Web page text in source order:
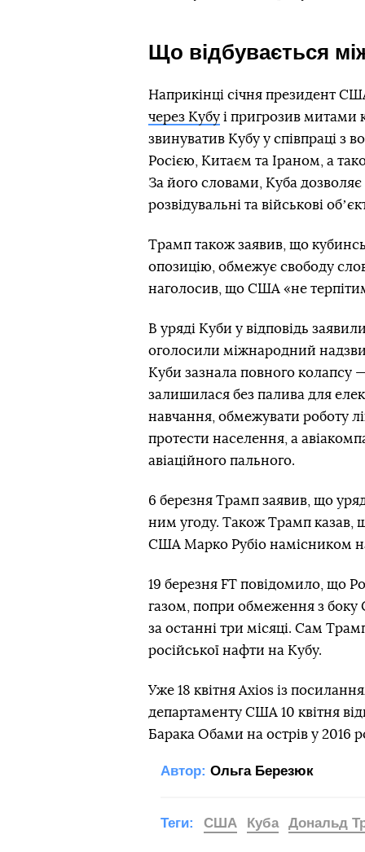
Що відбувається
Наприкінці січня президент
через Кубу і пригрозив митами
звинуватив Кубу у співпраці
Росією, Китаєм та Іраном, а
За його словами, Куба дозволяє
розвідувальні та військові
Трамп також заявив, що
опозицію, обмежує свободу
наголосив, що США «не
В уряді Куби у відповідь
оголосили міжнародний
Куби зазнала повного колапсу
залишилася без палива для
навчання, обмежувати роботу
протести населення, а
авіаційного пального.
6 березня Трамп заявив, що
ним угоду. Також Трамп казав,
США Марко Рубіо намісником
19 березня FT повідомило, що
газом, попри обмеження з боку
за останні три місяці. Сам
російської нафти на Кубу.
Уже 18 квітня Axios із
департаменту США 10 квітня
Барака Обами на острів у 2016
Автор: Ольга Березюк
Теги: США Куба Дональд